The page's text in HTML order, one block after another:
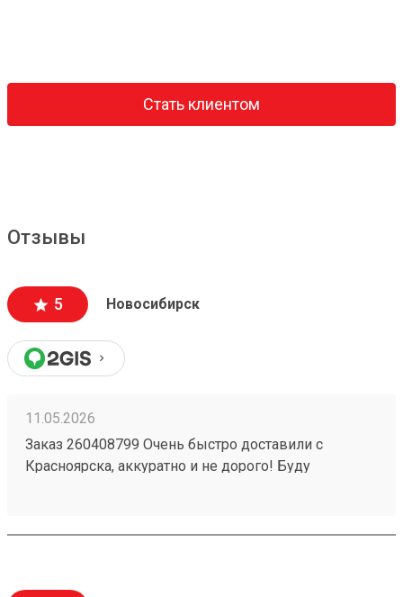
Стать клиентом
Отзывы
5 Новосибирск
11.05.2026
Заказ 260408799 Очень быстро доставили с
Красноярска, аккуратно и не дорого! Буду